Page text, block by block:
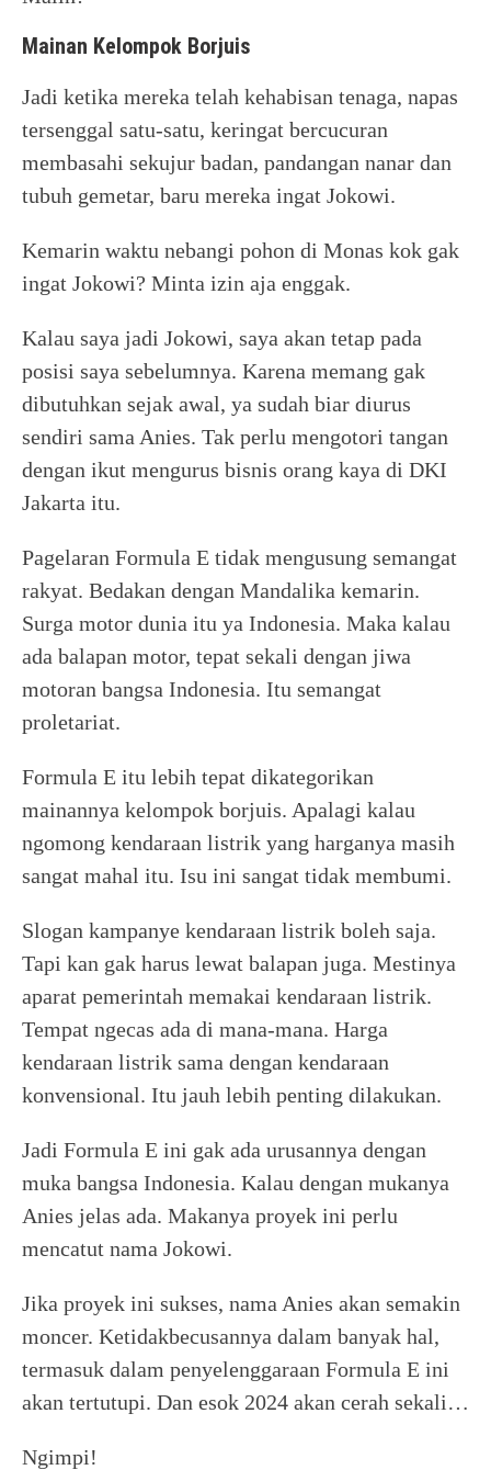
Mainan Kelompok Borjuis
Jadi ketika mereka telah kehabisan tenaga, napas
tersenggal satu-satu, keringat bercucuran
membasahi sekujur badan, pandangan nanar dan
tubuh gemetar, baru mereka ingat Jokowi.
Kemarin waktu nebangi pohon di Monas kok gak
ingat Jokowi? Minta izin aja enggak.
Kalau saya jadi Jokowi, saya akan tetap pada
posisi saya sebelumnya. Karena memang gak
dibutuhkan sejak awal, ya sudah biar diurus
sendiri sama Anies. Tak perlu mengotori tangan
dengan ikut mengurus bisnis orang kaya di DKI
Jakarta itu.
Pagelaran Formula E tidak mengusung semangat
rakyat. Bedakan dengan Mandalika kemarin.
Surga motor dunia itu ya Indonesia. Maka kalau
ada balapan motor, tepat sekali dengan jiwa
motoran bangsa Indonesia. Itu semangat
proletariat.
Formula E itu lebih tepat dikategorikan
mainannya kelompok borjuis. Apalagi kalau
ngomong kendaraan listrik yang harganya masih
sangat mahal itu. Isu ini sangat tidak membumi.
Slogan kampanye kendaraan listrik boleh saja.
Tapi kan gak harus lewat balapan juga. Mestinya
aparat pemerintah memakai kendaraan listrik.
Tempat ngecas ada di mana-mana. Harga
kendaraan listrik sama dengan kendaraan
konvensional. Itu jauh lebih penting dilakukan.
Jadi Formula E ini gak ada urusannya dengan
muka bangsa Indonesia. Kalau dengan mukanya
Anies jelas ada. Makanya proyek ini perlu
mencatut nama Jokowi.
Jika proyek ini sukses, nama Anies akan semakin
moncer. Ketidakbecusannya dalam banyak hal,
termasuk dalam penyelenggaraan Formula E ini
akan tertutupi. Dan esok 2024 akan cerah sekali…
Ngimpi!